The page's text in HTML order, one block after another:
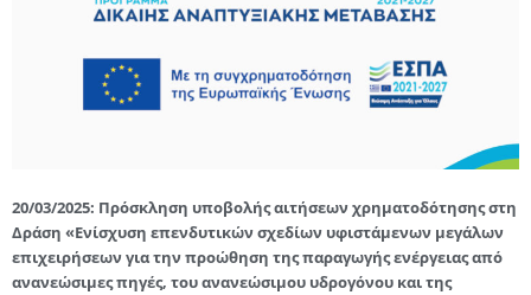
20/03/2025: Πρόσκληση υποβολής αιτήσεων χρηματοδότησης στη
Δράση «Ενίσχυση επενδυτικών σχεδίων υφιστάμενων μεγάλων
επιχειρήσεων για την προώθηση της παραγωγής ενέργειας από
ανανεώσιμες πηγές, του ανανεώσιμου υδρογόνου και της